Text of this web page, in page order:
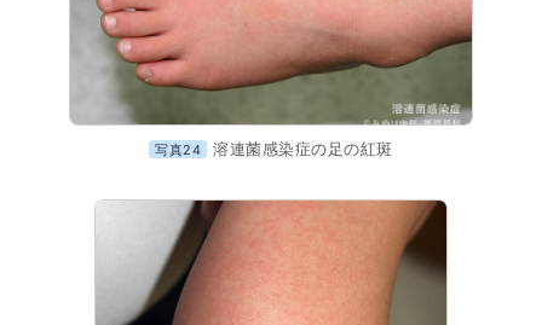
写真24 溶連菌感染症の足の紅斑